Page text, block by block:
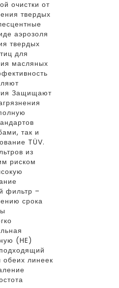
очистки от
твердых
аэрозоля
твердых
для
масляных
Защищают
так и
TÜV.
из
риском
фильтр –
срока
(HE)
обеих линеек